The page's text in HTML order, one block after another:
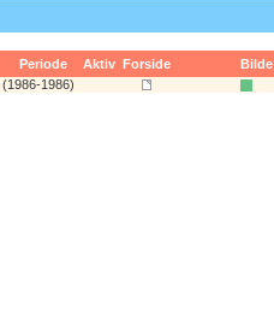
Periode Aktiv Forside
Bilde
(1986-1986)